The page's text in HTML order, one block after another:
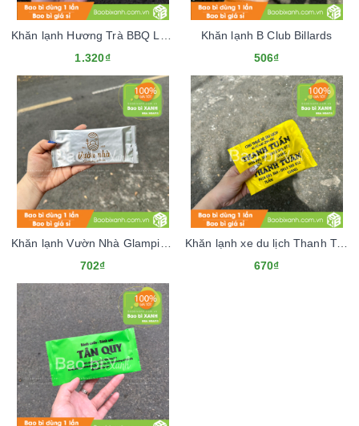
1.320₫
Khăn lạnh B Club Billards
506₫
702₫
Khăn lạnh xe du lịch Thanh Tuấn
670₫